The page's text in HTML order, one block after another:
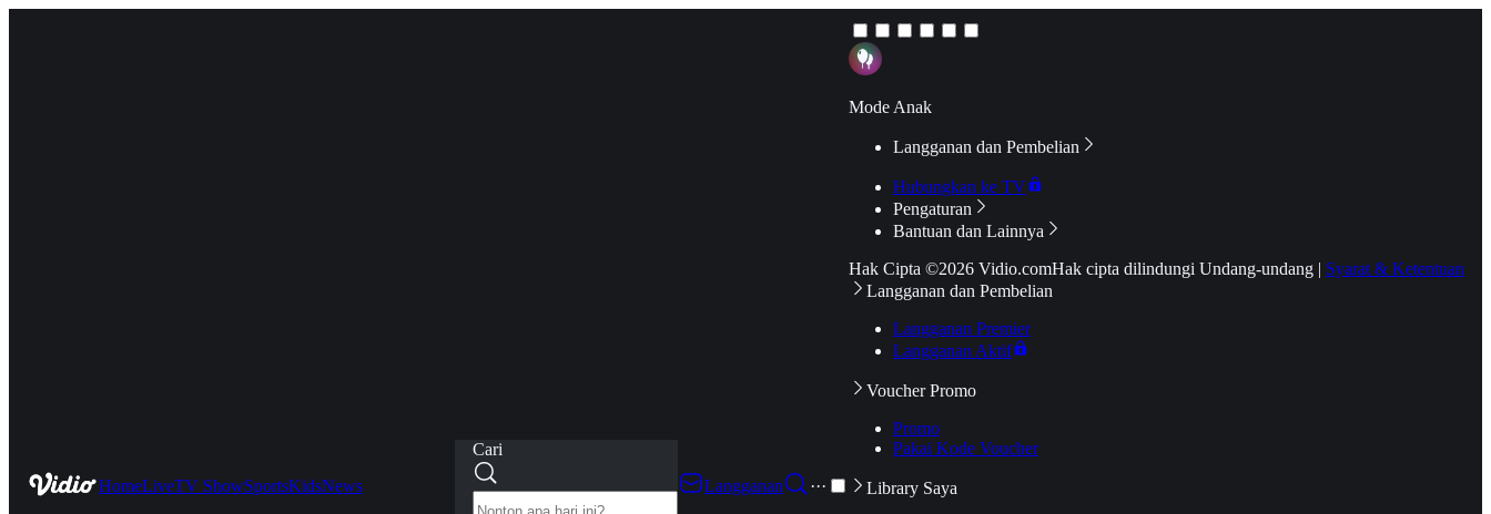
HomeLiveTV ShowSportsKidsNews
Cari
Langganan
···
Mode Anak
Langganan dan Pembelian
Hubungkan ke TV
Pengaturan
Bantuan dan Lainnya
Hak Cipta ©2026 Vidio.comHak cipta dilindungi Undang-undang | Syarat & Ketentuan
Langganan dan Pembelian
Langganan Premier
Langganan Aktif
Voucher Promo
Promo
Pakai Kode Voucher
Library Saya